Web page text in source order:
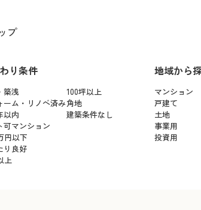
プ
り条件
築浅
100坪以上
ーム・リノベ済み角地
以内
建築条件なし
可マンション
円以下
り良好
上
地域から
マンション
戸建て
土地
事業用
投資用